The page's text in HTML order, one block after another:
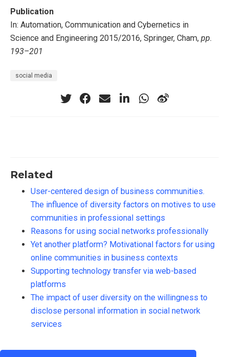
Publication
In: Automation, Communication and Cybernetics in
Science and Engineering 2015/2016, Springer, Cham, pp.
193–201
social media
Related
User-centered design of business communities.
The influence of diversity factors on motives to use
communities in professional settings
Reasons for using social networks professionally
Yet another platform? Motivational factors for using
online communities in business contexts
Supporting technology transfer via web-based
platforms
The impact of user diversity on the willingness to
disclose personal information in social network
services